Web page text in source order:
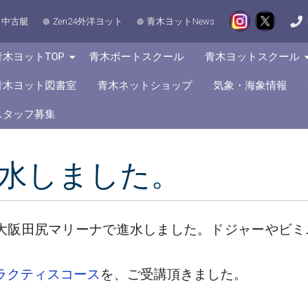
古艇 Zen24外洋ヨット 青木ヨットNews
木ヨットTOP 青木ボートスクール 青木ヨットスクール
木ヨット図書室 青木ネットショップ 気象・海象情報
タッフ募集
しました。
田尻マリーナで進水しました。ドジャーやビ
クティスコースを、ご受講頂きました。